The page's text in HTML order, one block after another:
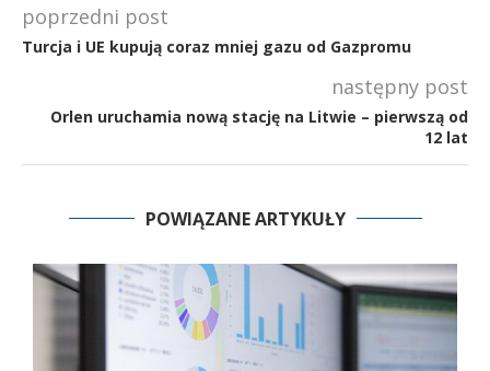
poprzedni post
Turcja i UE kupują coraz mniej gazu od Gazpromu
następny post
Orlen uruchamia nową stację na Litwie – pierwszą od
12 lat
POWIĄZANE ARTYKUŁY